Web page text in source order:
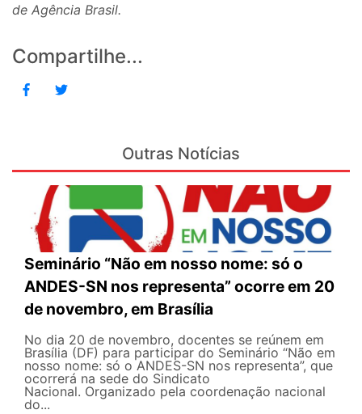
de Agência Brasil.
Compartilhe...
Outras Notícias
Seminário “Não em nosso nome: só o
ANDES-SN nos representa” ocorre em 20
de novembro, em Brasília
No dia 20 de novembro, docentes se reúnem em
Brasília (DF) para participar do Seminário “Não em
nosso nome: só o ANDES-SN nos representa”, que
ocorrerá na sede do Sindicato
Nacional. Organizado pela coordenação nacional
do...